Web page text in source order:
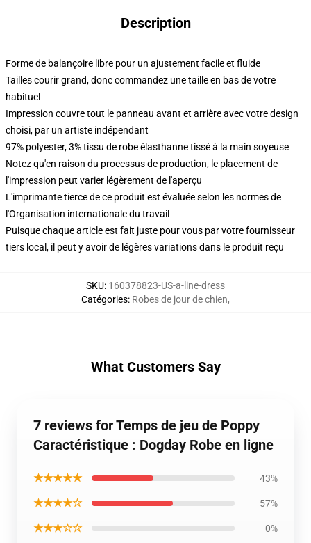
Description
Forme de balançoire libre pour un ajustement facile et fluide
Tailles courir grand, donc commandez une taille en bas de votre
habituel
Impression couvre tout le panneau avant et arrière avec votre design
choisi, par un artiste indépendant
97% polyester, 3% tissu de robe élasthanne tissé à la main soyeuse
Notez qu'en raison du processus de production, le placement de
l'impression peut varier légèrement de l'aperçu
L'imprimante tierce de ce produit est évaluée selon les normes de
l'Organisation internationale du travail
Puisque chaque article est fait juste pour vous par votre fournisseur
tiers local, il peut y avoir de légères variations dans le produit reçu
SKU: 160378823-US-a-line-dress
Catégories: Robes de jour de chien,
What Customers Say
7 reviews for Temps de jeu de Poppy
Caractéristique : Dogday Robe en ligne
★★★★★ 43%
★★★★☆ 57%
★★★☆☆ 0%